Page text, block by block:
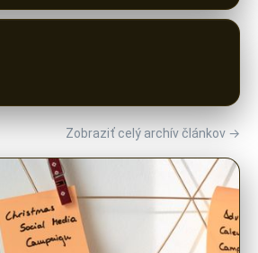
Zobraziť celý archív článkov →